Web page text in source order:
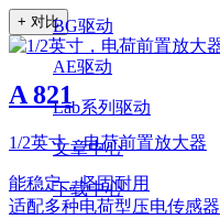
+ 对比
A 821
1/2英寸，电荷前置放大器
能稳定，坚固耐用
适配多种电荷型压电传感器
BG驱动
AE驱动
Lab系列驱动
文章中心
下载中心